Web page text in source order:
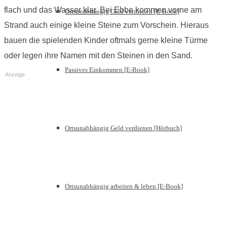
Ortsunabhängig Geld verdienen [E-Book]
Passives Einkommen [E-Book]
Ortsunabhängig Geld verdienen [Hörbuch]
Ortsunabhängig arbeiten & leben [E-Book]
flach und das Wasser klar. Bei Ebbe kommen vorne am
Strand auch einige kleine Steine zum Vorschein. Hieraus
bauen die spielenden Kinder oftmals gerne kleine Türme
oder legen ihre Namen mit den Steinen in den Sand.
Anzeige